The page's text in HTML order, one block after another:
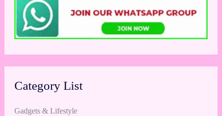
Category List
Gadgets & Lifestyle